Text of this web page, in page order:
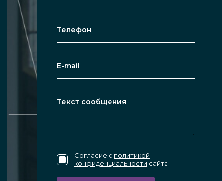
Согласие с политикой
конфиденциальности сайта